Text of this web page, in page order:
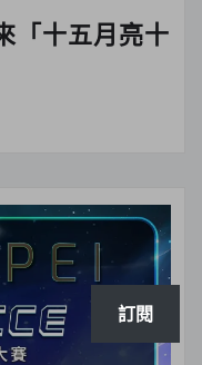
「十五月亮十
訂閱